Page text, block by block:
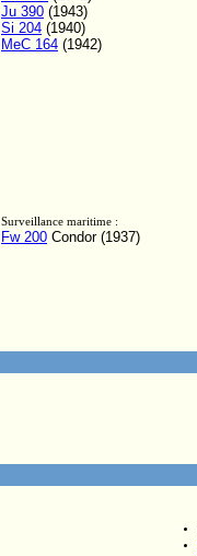
Ju 390 (1943)
Si 204 (1940)
MeC 164 (1942)
Surveillance maritime :
Fw 200 Condor (1937)